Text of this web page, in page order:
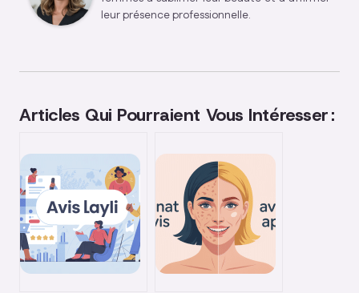
leur présence professionnelle.
Articles Qui Pourraient Vous Intéresser :